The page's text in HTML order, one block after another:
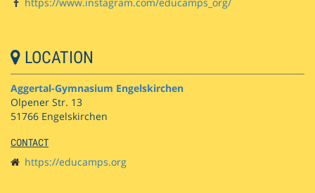
LOCATION
Aggertal-Gymnasium Engelskirchen
Olpener Str. 13
51766 Engelskirchen
CONTACT
https://educamps.org